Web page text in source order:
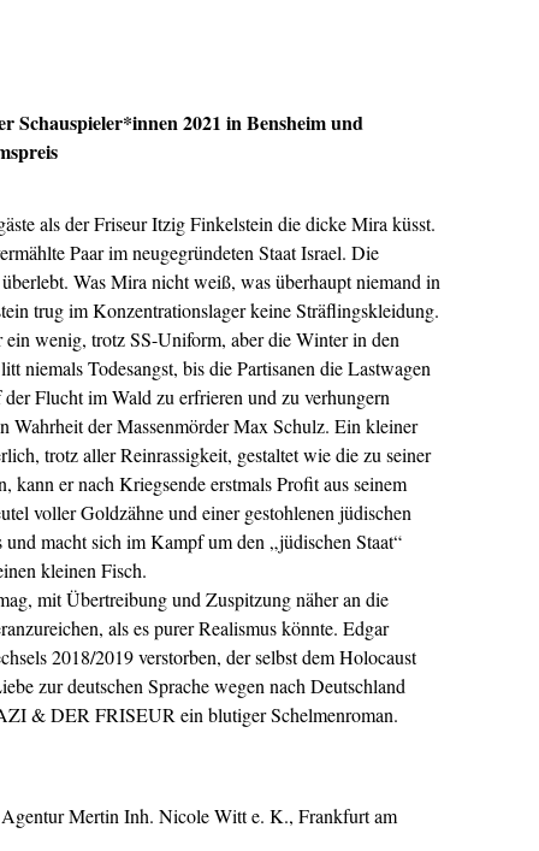
Schauspieler*innen 2021 in Bensheim und
als der Friseur Itzig Finkelstein die dicke Mira küsst.
Paar im neugegründeten Staat Israel. Die
Was Mira nicht weiß, was überhaupt niemand in
trug im Konzentrationslager keine Sträflingskleidung.
wenig, trotz SS-Uniform, aber die Winter in den
niemals Todesangst, bis die Partisanen die Lastwagen
Flucht im Wald zu erfrieren und zu verhungern
Wahrheit der Massenmörder Max Schulz. Ein kleiner
trotz aller Reinrassigkeit, gestaltet wie die zu seiner
kann er nach Kriegsende erstmals Profit aus seinem
voller Goldzähne und einer gestohlenen jüdischen
und macht sich im Kampf um den „jüdischen Staat“
kleinen Fisch.
mit Übertreibung und Zuspitzung näher an die
als es purer Realismus könnte. Edgar
2018/2019 verstorben, der selbst dem Holocaust
zur deutschen Sprache wegen nach Deutschland
& DER FRISEUR ein blutiger Schelmenroman.
Mertin Inh. Nicole Witt e. K., Frankfurt am